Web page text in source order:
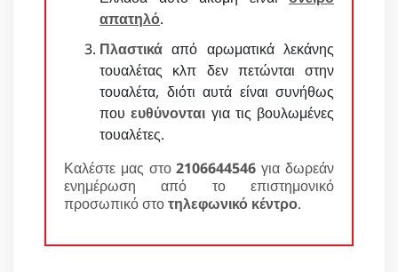
απατηλό.
Πλαστικά από αρωματικά λεκάνης
τουαλέτας κλπ δεν πετώνται στην
τουαλέτα, διότι αυτά είναι συνήθως
πουευθύνονται για τις βουλωμένες
τουαλέτες.
Καλέστε μας στο2106644546 για δωρεάν
ενημέρωση από το επιστημονικό
προσωπικό στοτηλεφωνικό κέντρο.